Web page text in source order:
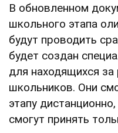
В обновленном
школьного этапа
будут проводить
будет создан
для находящихся
школьников. Они
этапу дистанционно,
смогут принять